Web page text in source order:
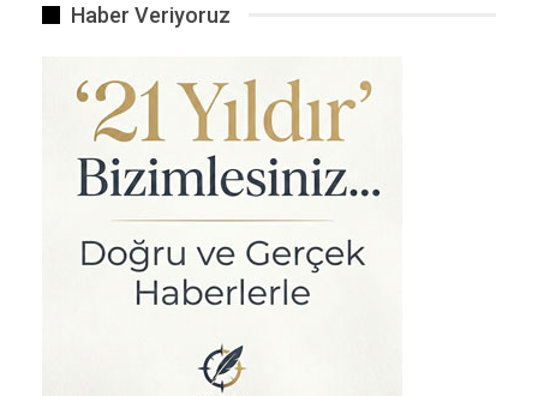
Haber Veriyoruz